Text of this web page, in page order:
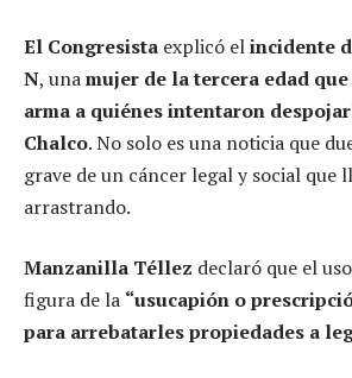
El Congresista explicó elincidente
N, unamujer de la tercera edad
arma a quiénes intentaron
Chalco. No solo es una noticia que
grave de un cáncer legal y social que
arrastrando.
Manzanilla Téllez declaró que el
figura de la “usucapión o
para arrebatarles propiedades a